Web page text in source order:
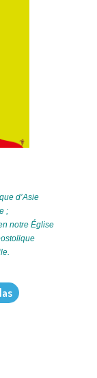
d’Asie
;
notre Église
.